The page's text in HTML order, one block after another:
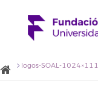
logos-SOAL-1024×111